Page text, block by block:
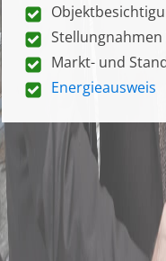
Markt- und
Energieausweis